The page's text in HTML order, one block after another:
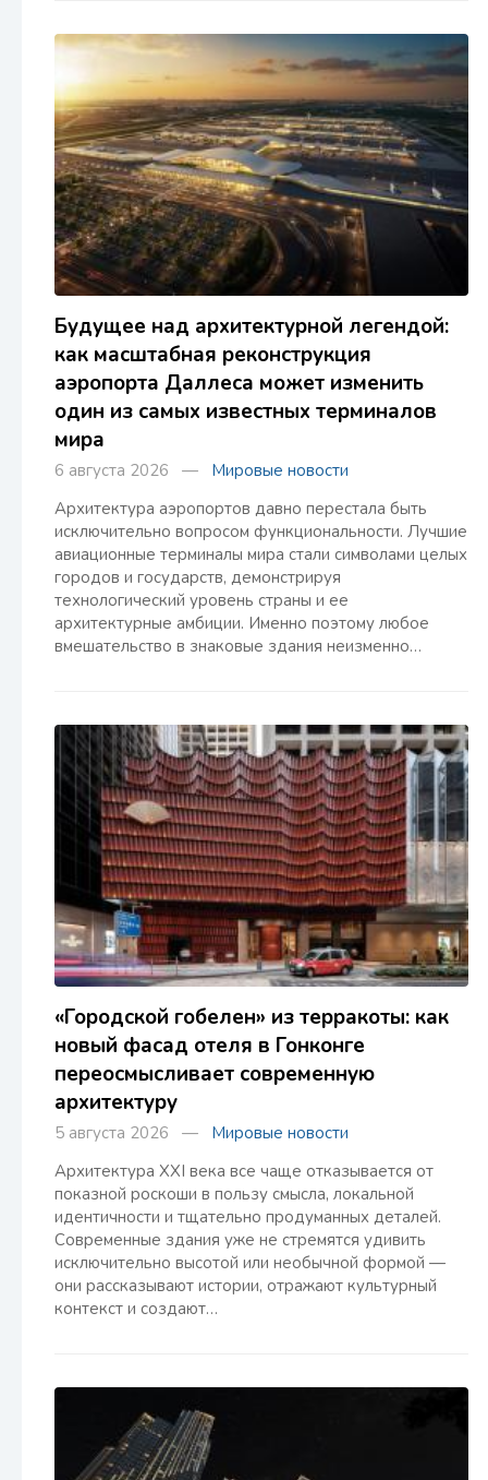
Будущее над архитектурной легендой:
как масштабная реконструкция
аэропорта Даллеса может изменить
один из самых известных терминалов
мира
6 августа 2026 — Мировые новости
Архитектура аэропортов давно перестала быть
исключительно вопросом функциональности. Лучшие
авиационные терминалы мира стали символами целых
городов и государств, демонстрируя
технологический уровень страны и ее
архитектурные амбиции. Именно поэтому любое
вмешательство в знаковые здания неизменно…
«Городской гобелен» из терракоты: как
новый фасад отеля в Гонконге
переосмысливает современную
архитектуру
5 августа 2026 — Мировые новости
Архитектура XXI века все чаще отказывается от
показной роскоши в пользу смысла, локальной
идентичности и тщательно продуманных деталей.
Современные здания уже не стремятся удивить
исключительно высотой или необычной формой —
они рассказывают истории, отражают культурный
контекст и создают…